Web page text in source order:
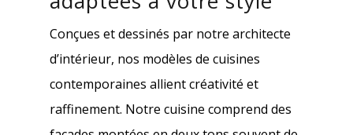
Conçues et dessinés par notre architecte
d’intérieur, nos modèles de cuisines
contemporaines allient créativité et
raffinement. Notre cuisine comprend des